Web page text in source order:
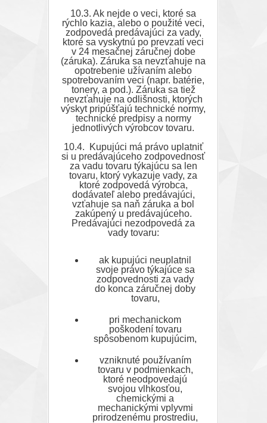
10.3. Ak nejde o veci, ktoré sa
rýchlo kazia, alebo o použité veci,
zodpovedá predávajúci za vady,
ktoré sa vyskytnú po prevzatí veci
v 24 mesačnej záručnej dobe
(záruka). Záruka sa nevzťahuje na
opotrebenie užívaním alebo
spotrebovaním veci (napr. batérie,
tonery, a pod.). Záruka sa tiež
nevzťahuje na odlišnosti, ktorých
výskyt pripúšťajú technické normy,
technické predpisy a normy
jednotlivých výrobcov tovaru.
10.4. Kupujúci má právo uplatniť
si u predávajúceho zodpovednosť
za vadu tovaru týkajúcu sa len
tovaru, ktorý vykazuje vady, za
ktoré zodpovedá výrobca,
dodávateľ alebo predávajúci,
vzťahuje sa naň záruka a bol
zakúpený u predávajúceho.
Predávajúci nezodpovedá za
vady tovaru:
ak kupujúci neuplatnil
svoje právo týkajúce sa
zodpovednosti za vady
do konca záručnej doby
tovaru,
pri mechanickom
poškodení tovaru
spôsobenom kupujúcim,
vzniknuté používaním
tovaru v podmienkach,
ktoré neodpovedajú
svojou vlhkosťou,
chemickými a
mechanickými vplyvmi
prirodzenému prostrediu,